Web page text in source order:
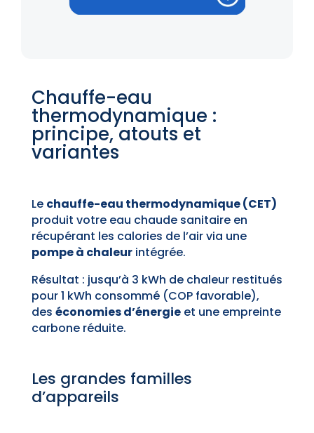
Chauffe-eau
thermodynamique :
principe, atouts et
variantes
Le chauffe-eau thermodynamique (CET)
produit votre eau chaude sanitaire en
récupérant les calories de l’air via une
pompe à chaleurintégrée.
Résultat : jusqu’à 3 kWh de chaleur restitués
pour 1 kWh consommé (COP favorable),
des économies d’énergieet une empreinte
carbone réduite.
Les grandes familles
d’appareils